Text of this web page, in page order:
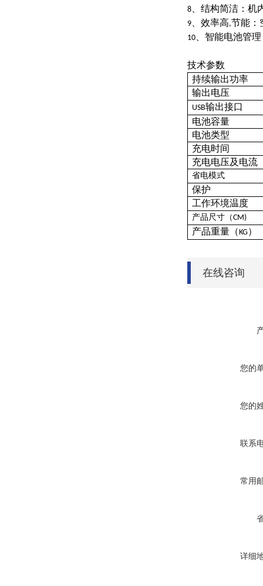
8 、结构简洁：
9 、效率高,节能：
10 、智能电池管
技术参数
持续输出功率
输出电压
USB输出接口
电池容量
电池类型
充电时间
充电电压及电流
省电模式
保护
工作环境温度
产品尺寸（CM)
产品重量（KG）
在线咨询
您的
您的
联系
常用
详细